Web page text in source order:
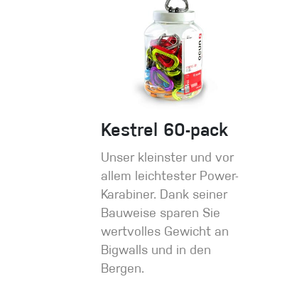
Kestrel 60-pack
Unser kleinster und vor
allem leichtester Power-
Karabiner. Dank seiner
Bauweise sparen Sie
wertvolles Gewicht an
Bigwalls und in den
Bergen.